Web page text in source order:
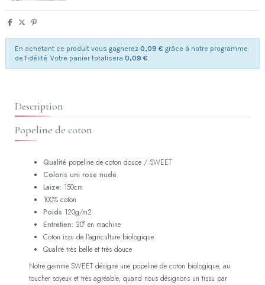
En achetant ce produit vous gagnerez 0,09 € grâce à notre programme
de fidélité. Votre panier totalisera 0,09 €.
Description
Popeline de coton
Qualité popeline de coton douce / SWEET
Coloris uni rose nude
Laize: 150cm
100% coton
Poids 120g/m2
Entretien: 30° en machine
Coton issu de l'agriculture biologique
Qualité très belle et très douce
Notre gamme SWEET désigne une popeline de coton biologique, au
toucher soyeux et très agréable, quand nous désignons un tissu par